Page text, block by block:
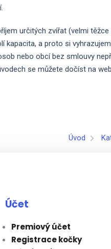
určitých zvířat (velmi
kapacita, a proto si
nebo obcí bez smlouvy
se můžete dočíst na
Úvod
Účet
Premiový účet
Registrace kočky